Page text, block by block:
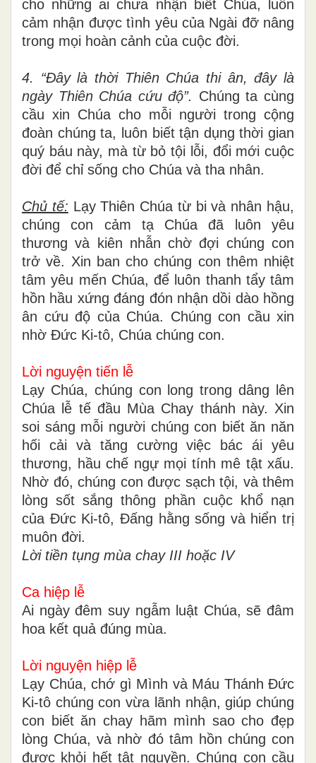
cho những ai chưa nhận biết Chúa, luôn
cảm nhận được tình yêu của Ngài đỡ nâng
trong mọi hoàn cảnh của cuộc đời.
4. “Đây là thời Thiên Chúa thi ân, đây là
ngày Thiên Chúa cứu độ”. Chúng ta cùng
cầu xin Chúa cho mỗi người trong cộng
đoàn chúng ta, luôn biết tận dụng thời gian
quý báu này, mà từ bỏ tội lỗi, đổi mới cuộc
đời để chỉ sống cho Chúa và tha nhân.
Chủ tế: Lạy Thiên Chúa từ bi và nhân hậu,
chúng con cảm tạ Chúa đã luôn yêu
thương và kiên nhẫn chờ đợi chúng con
trở về. Xin ban cho chúng con thêm nhiệt
tâm yêu mến Chúa, để luôn thanh tẩy tâm
hồn hầu xứng đáng đón nhận dồi dào hồng
ân cứu độ của Chúa. Chúng con cầu xin
nhờ Đức Ki-tô, Chúa chúng con.
Lời nguyện tiến lễ
Lạy Chúa, chúng con long trong dâng lên
Chúa lễ tế đầu Mùa Chay thánh này. Xin
soi sáng mỗi người chúng con biết ăn năn
hối cải và tăng cường việc bác ái yêu
thương, hầu chế ngự mọi tính mê tật xấu.
Nhờ đó, chúng con được sạch tội, và thêm
lòng sốt sắng thông phần cuộc khổ nạn
của Ðức Ki-tô, Ðấng hằng sống và hiển trị
muôn đời.
Lời tiền tụng mùa chay III hoặc IV
Ca hiệp lễ
Ai ngày đêm suy ngẫm luật Chúa, sẽ đâm
hoa kết quả đúng mùa.
Lời nguyện hiệp lễ
Lạy Chúa, chớ gì Mình và Máu Thánh Ðức
Ki-tô chúng con vừa lãnh nhận, giúp chúng
con biết ăn chay hãm mình sao cho đẹp
lòng Chúa, và nhờ đó tâm hồn chúng con
được khỏi hết tật nguyền. Chúng con cầu